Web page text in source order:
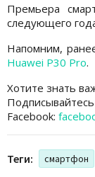
Премьера
следующего
Напомним,
Huawei P30 Pro.
Хотите знать
Facebook:
Теги: смартфон